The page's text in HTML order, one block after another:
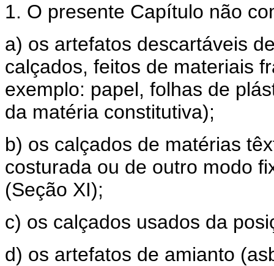
1. O presente Capítulo não
a) os artefatos descartáveis
calçados, feitos de materiais
exemplo: papel, folhas de
da matéria constitutiva);
b) os calçados de matérias
costurada ou de outro modo
(Seção XI);
c) os calçados usados da
d) os artefatos de amianto